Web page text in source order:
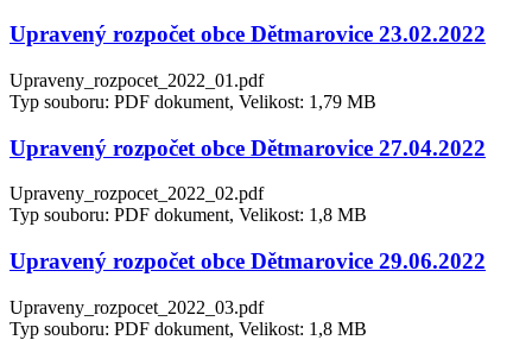
Upravený rozpočet obce Dětmarovice 23.02.2022
Upraveny_rozpocet_2022_01.pdf
Typ souboru: PDF dokument, Velikost: 1,79 MB
Upravený rozpočet obce Dětmarovice 27.04.2022
Upraveny_rozpocet_2022_02.pdf
Typ souboru: PDF dokument, Velikost: 1,8 MB
Upravený rozpočet obce Dětmarovice 29.06.2022
Upraveny_rozpocet_2022_03.pdf
Typ souboru: PDF dokument, Velikost: 1,8 MB